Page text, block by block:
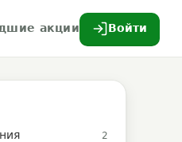
акции Войти
2